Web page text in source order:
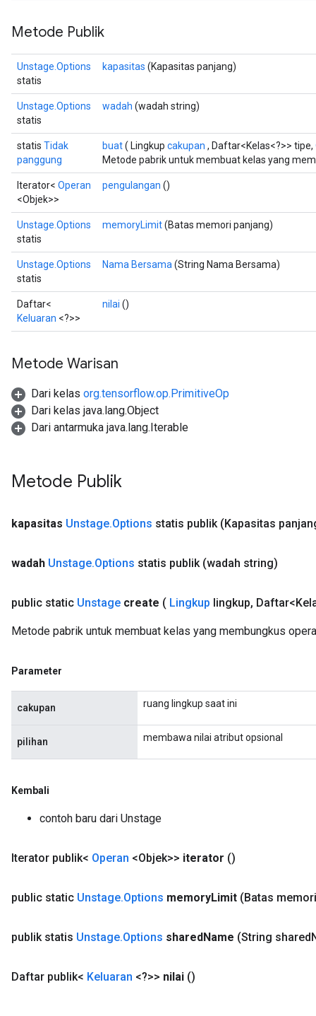
Metode Publik
Unstage.Options
statis
kapasitas (Kapasitas panjang)
Unstage.Options
statis
wadah (wadah string)
statis Tidak
panggung
buat( Lingkup cakupan , Daftar<Kelas<?>> tipe,
Metode pabrik untuk membuat kelas yang
Iterator< Operan
<Objek>>
pengulangan ()
Unstage.Options
statis
memoryLimit(Batas memori panjang)
Unstage.Options
statis
Nama Bersama (String Nama Bersama)
Daftar<
Keluaran <?>>
nilai ()
Metode Warisan
Dari kelas org.tensorflow.op.PrimitiveOp
Dari kelas java.lang.Object
Dari antarmuka java.lang.Iterable
Metode Publik
kapasitas Unstage.Options statis publik (Kapasitas
wadah Unstage.Options statis publik (wadah string)
public static Unstage create ( Lingkup lingkup,
Metode pabrik untuk membuat kelas yang membungkus
Parameter
cakupan ruang lingkup saat ini
pilihan membawa nilai atribut opsional
Kembali
contoh baru dari Unstage
Iterator publik< Operan <Objek>> iterator ()
public static Unstage.Options memoryLimit (Batas
publik statis Unstage.Options sharedName (String shared
Daftar publik< Keluaran <?>> nilai ()